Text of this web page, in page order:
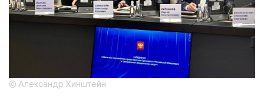
© Александр Хинштейн